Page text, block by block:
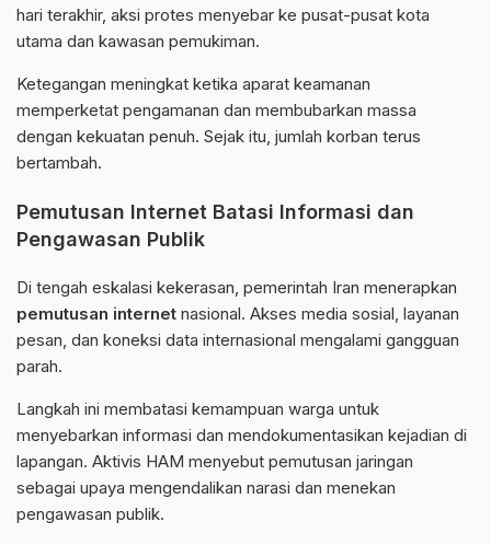
hari terakhir, aksi protes menyebar ke pusat-pusat kota
utama dan kawasan pemukiman.
Ketegangan meningkat ketika aparat keamanan
memperketat pengamanan dan membubarkan massa
dengan kekuatan penuh. Sejak itu, jumlah korban terus
bertambah.
Pemutusan Internet Batasi Informasi dan
Pengawasan Publik
Di tengah eskalasi kekerasan, pemerintah Iran menerapkan
pemutusan internet nasional. Akses media sosial, layanan
pesan, dan koneksi data internasional mengalami gangguan
parah.
Langkah ini membatasi kemampuan warga untuk
menyebarkan informasi dan mendokumentasikan kejadian di
lapangan. Aktivis HAM menyebut pemutusan jaringan
sebagai upaya mengendalikan narasi dan menekan
pengawasan publik.